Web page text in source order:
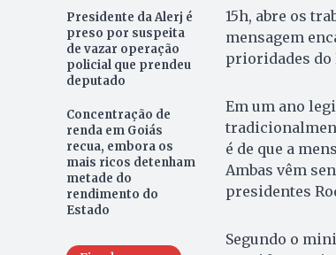
Presidente da Alerj é
preso por suspeita
de vazar operação
policial que prendeu
deputado
Concentração de
renda em Goiás
recua, embora os
mais ricos detenham
metade do
rendimento do
Estado
15h, abre os
mensagem
prioridades do
Em um ano
é de que a
Ambas vêm
presidentes
Segundo o